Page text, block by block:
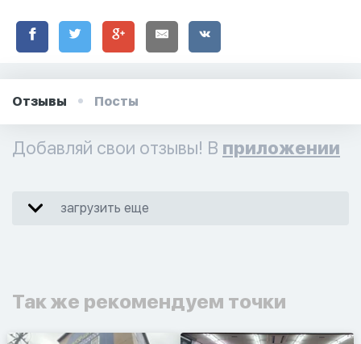
Отзывы Посты
Добавляй свои отзывы! В приложении
загрузить еще
Так же рекомендуем точки